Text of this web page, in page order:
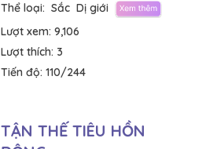
Thể loại: Sắc Dị giới
Lượt xem: 9,106
Lượt thích: 3
Tiến độ: 110/244
TẬN THẾ TIÊU HỒN